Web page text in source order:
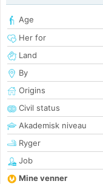
Age
Her for
Land
By
Origins
Civil status
Akademisk niveau
Ryger
Job
Mine venner